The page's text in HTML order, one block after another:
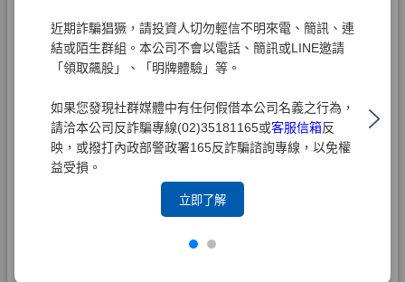
近期詐騙猖獗，請投資人切勿輕信不明來電、簡訊、連
結或陌生群組。本公司不會以電話、簡訊或LINE邀請
「領取飆股」、「明牌體驗」等。
如果您發現社群媒體中有任何假借本公司名義之行為，
請洽本公司反詐騙專線(02)35181165或客服信箱反
映，或撥打內政部警政署165反詐騙諮詢專線，以免權
益受損。
立即了解